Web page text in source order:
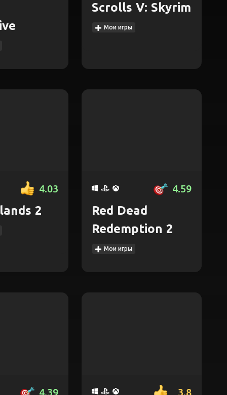
Scrolls V: Skyrim
Мои игры
4.03
2
4.59
Red Dead
Redemption 2
Мои игры
4.39 3.8